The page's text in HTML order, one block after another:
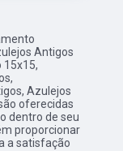
Antigos
15x15,
Azulejos
oferecidas
dentro de seu
proporcionar
a satisfação